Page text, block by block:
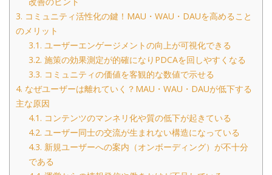
3. コミュニティ活性化の鍵！MAU・WAU・DAUを高めること
のメリット
3.1. ユーザーエンゲージメントの向上が可視化できる
3.2. 施策の効果測定が的確になりPDCAを回しやすくなる
3.3. コミュニティの価値を客観的な数値で示せる
4. なぜユーザーは離れていく？MAU・WAU・DAUが低下する
主な原因
4.1. コンテンツのマンネリ化や質の低下が起きている
4.2. ユーザー同士の交流が生まれない構造になっている
4.3. 新規ユーザーへの案内（オンボーディング）が不十分
である